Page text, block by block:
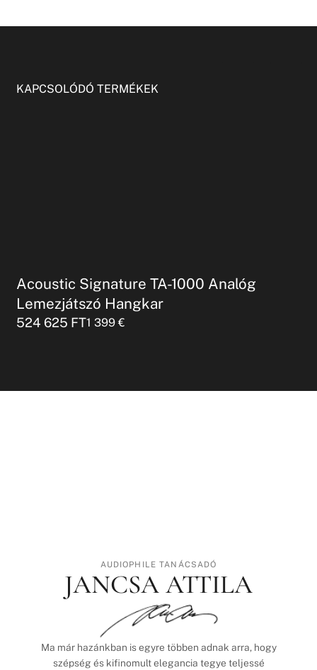
KAPCSOLÓDÓ TERMÉKEK
Acoustic Signature TA-1000 Analóg
Lemezjátszó Hangkar
524 625 FT1 399€
AUDIOPHILE TANÁCSADÓ
JANCSA ATTILA
Ma már hazánkban is egyre többen adnak arra, hogy
szépség és kifinomult elegancia tegye teljessé